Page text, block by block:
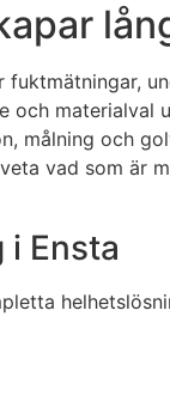
målning och
vad som är
Ensta